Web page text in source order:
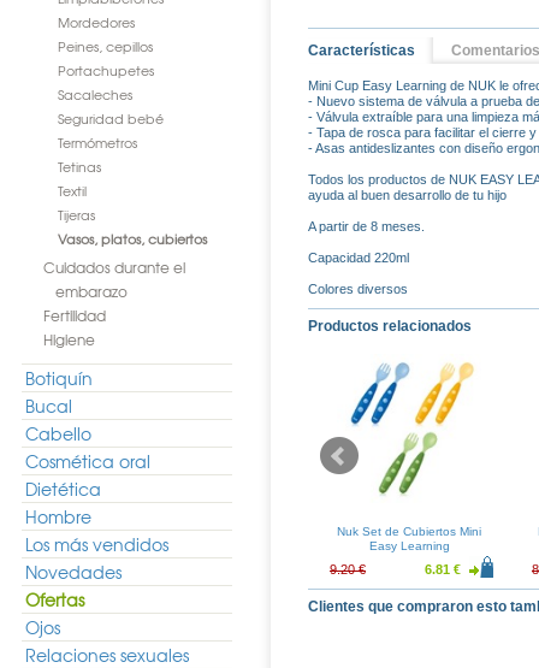
Mordedores
Peines, cepillos
Portachupetes
Sacaleches
Seguridad bebé
Termómetros
Tetinas
Textil
Tijeras
Vasos, platos, cubiertos
Cuidados durante el
embarazo
Fertilidad
Higiene
Botiquín
Bucal
Cabello
Cosmética oral
Dietética
Hombre
Los más vendidos
Novedades
Ofertas
Ojos
Relaciones sexuales
Características Comentarios
Mini Cup Easy Learning de NUK le
- Nuevo sistema de válvula a prueba
- Válvula extraíble para una limpieza
- Tapa de rosca para facilitar el cierre
- Asas antideslizantes con diseño
Todos los productos de NUK EASY
ayuda al buen desarrollo de tu hijo
A partir de 8 meses.
Capacidad 220ml
Colores diversos
Productos relacionados
Extra Seguro
8.14 €
Durex Easy On Performa -
Placer Prolongado 12uds
Nuk Set de Cubiertos Mini
Easy Learning
9.20 € 6.81 €
Clientes que compraron esto